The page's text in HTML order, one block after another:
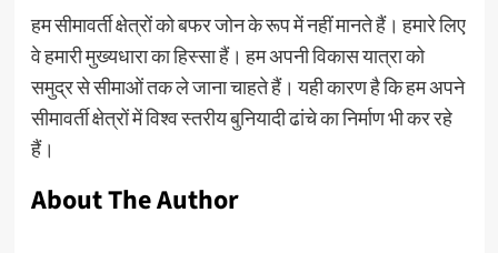
हम सीमावर्ती क्षेत्रों को बफर जोन के रूप में नहीं मानते हैं। हमारे लिए
वे हमारी मुख्यधारा का हिस्सा हैं। हम अपनी विकास यात्रा को
समुद्र से सीमाओं तक ले जाना चाहते हैं। यही कारण है कि हम अपने
सीमावर्ती क्षेत्रों में विश्व स्तरीय बुनियादी ढांचे का निर्माण भी कर रहे
हैं।
About The Author